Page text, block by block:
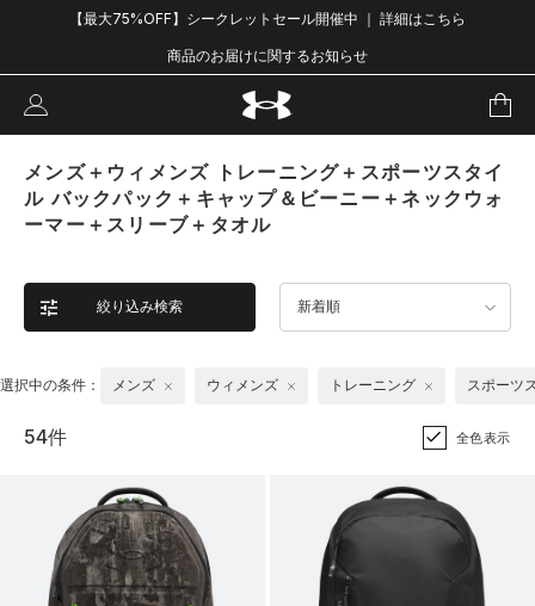
【最大75%OFF】シークレットセール開催中 ｜ 詳細はこちら
商品のお届けに関するお知らせ
メンズ＋ウィメンズ トレーニング＋スポーツスタイ
ル バックパック＋キャップ＆ビーニー＋ネックウォ
ーマー＋スリーブ＋タオル
絞り込み検索 新着順
選択中の条件： メンズ ウィメンズ トレーニング スポーツ
54件 全色表示